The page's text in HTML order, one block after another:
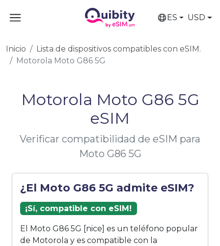
ES USD
Inicio
Lista de dispositivos compatibles con eSIM.
Motorola Moto G86 5G
Motorola Moto G86 5G
eSIM
Verificar compatibilidad de eSIM para
Moto G86 5G
¿El Moto G86 5G admite eSIM?
¡Sí, compatible con eSIM!
El Moto G86 5G [nice] es un teléfono popular
de Motorola y es compatible con la